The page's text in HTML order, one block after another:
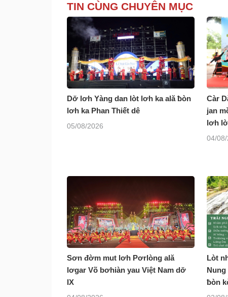
TIN CÙNG CHUYÊN MỤC
Dơ̆ lơh Yàng dan lòt lơh ka ală ƀòn
lơh ka Phan Thiết dê
05/08/2026
Càr
jan
lơh
04/
Sơn đờm mut lơh Pơrlòng ală
lơgar Võ bơhiàn yau Việt Nam dơ̆
IX
Lòt
Nung
ƀòn